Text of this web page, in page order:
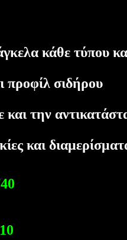
κάθε τύπου
προφίλ σιδήρου
την
και